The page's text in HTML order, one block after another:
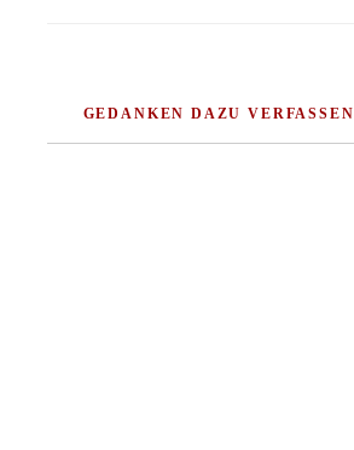
GEDANKEN DAZU VERFASSEN